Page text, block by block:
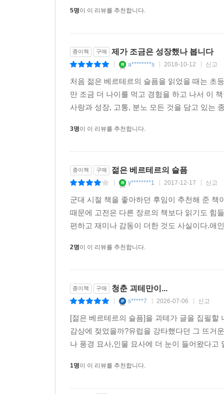
5명이 이 리뷰를 추천합니다.
종이책 구매 제가 조금은 성장했나 봅니다
a********s 2018-10-12 신고
처음 젊은 베르테르의 슬픔을 읽었을 때는 초
만 조금 더 나이를 먹고 경험을 하고 나서 이
사랑과 성장, 고통, 분노 모든 것을 담고 있는
3명이 이 리뷰를 추천합니다.
종이책 구매 젊은 베르테르의 슬픔
y********1 2017-12-17 신고
군대 시절 책을 좋아하던 후임이 추천해 준
때문에 고전은 다른 장르의 책보다 읽기도 힘
편하고 재미나 감동이 더한 것도 사실이다.애
2명이 이 리뷰를 추천합니다.
종이책 구매 청춘 괴테만이...
s*****7 2026-07-06 신고
[젊은 베르테르의 슬픔]을 괴테가 글을 집필
감상에 젖었을까?유럽을 강타했다던 그 뜨거
나 풍경 묘사,인물 묘사에 더 눈이 들어왔다
1명이 이 리뷰를 추천합니다.